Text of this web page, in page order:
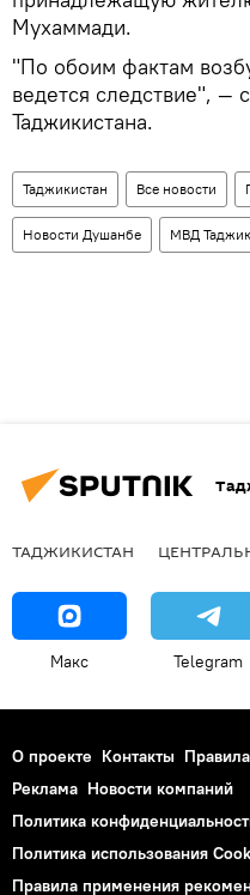
Мухаммади.
"По обоим фактам
ведется следствие",
Таджикистана.
Таджикистан Все новости
Новости Душанбе МВД
ТАДЖИКИСТАН
Макс Telegram
О проекте Контакты
Реклама Новости компаний
Политика
Политика использования
Правила применения